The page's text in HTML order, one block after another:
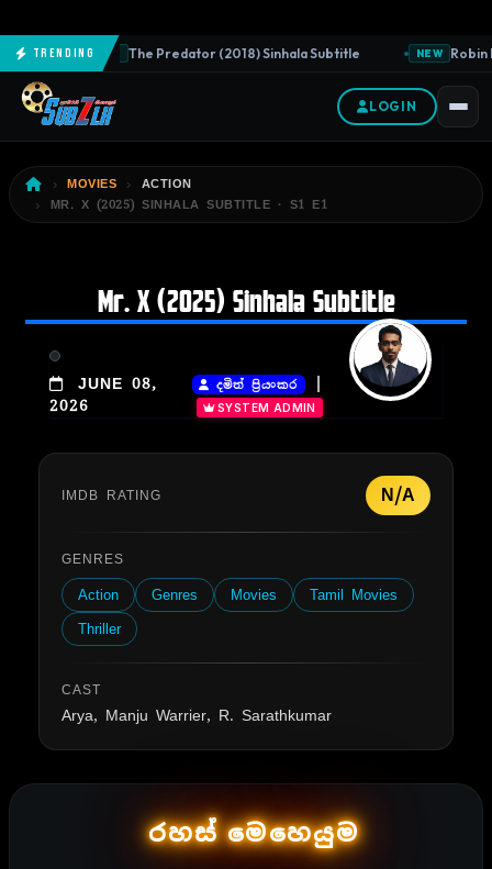
TrendingNEW The Predator (2018) Sinhala Subtitle NEW Robin
LOGIN
MOVIES
ACTION
MR. X (2025) SINHALA SUBTITLE · S1 E1
Mr. X (2025) Sinhala Subtitle
JUNE 08,
2026
දමිත් ප්‍රියංකර |
SYSTEM ADMIN
IMDB RATING N/A
GENRES
Action Genres Movies
Tamil Movies
Thriller
CAST
Arya, Manju Warrier, R. Sarathkumar
රහස් මෙහෙයුම